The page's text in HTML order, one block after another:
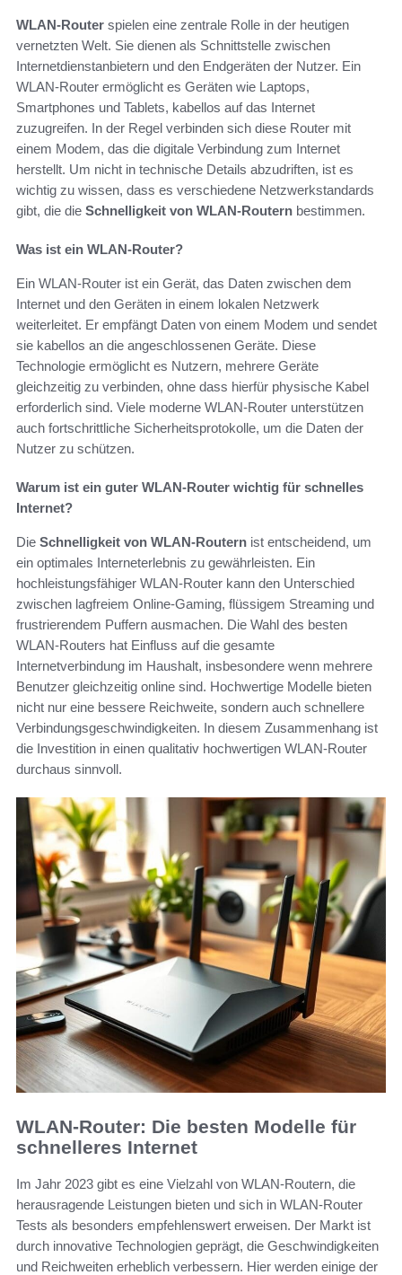
WLAN-Router spielen eine zentrale Rolle in der heutigen
vernetzten Welt. Sie dienen als Schnittstelle zwischen
Internetdienstanbietern und den Endgeräten der Nutzer. Ein
WLAN-Router ermöglicht es Geräten wie Laptops,
Smartphones und Tablets, kabellos auf das Internet
zuzugreifen. In der Regel verbinden sich diese Router mit
einem Modem, das die digitale Verbindung zum Internet
herstellt. Um nicht in technische Details abzudriften, ist es
wichtig zu wissen, dass es verschiedene Netzwerkstandards
gibt, die die Schnelligkeit von WLAN-Routern bestimmen.
Was ist ein WLAN-Router?
Ein WLAN-Router ist ein Gerät, das Daten zwischen dem
Internet und den Geräten in einem lokalen Netzwerk
weiterleitet. Er empfängt Daten von einem Modem und sendet
sie kabellos an die angeschlossenen Geräte. Diese
Technologie ermöglicht es Nutzern, mehrere Geräte
gleichzeitig zu verbinden, ohne dass hierfür physische Kabel
erforderlich sind. Viele moderne WLAN-Router unterstützen
auch fortschrittliche Sicherheitsprotokolle, um die Daten der
Nutzer zu schützen.
Warum ist ein guter WLAN-Router wichtig für schnelles
Internet?
Die Schnelligkeit von WLAN-Routern ist entscheidend, um
ein optimales Interneterlebnis zu gewährleisten. Ein
hochleistungsfähiger WLAN-Router kann den Unterschied
zwischen lagfreiem Online-Gaming, flüssigem Streaming und
frustrierendem Puffern ausmachen. Die Wahl des besten
WLAN-Routers hat Einfluss auf die gesamte
Internetverbindung im Haushalt, insbesondere wenn mehrere
Benutzer gleichzeitig online sind. Hochwertige Modelle bieten
nicht nur eine bessere Reichweite, sondern auch schnellere
Verbindungsgeschwindigkeiten. In diesem Zusammenhang ist
die Investition in einen qualitativ hochwertigen WLAN-Router
durchaus sinnvoll.
WLAN-Router: Die besten Modelle für
schnelleres Internet
Im Jahr 2023 gibt es eine Vielzahl von WLAN-Routern, die
herausragende Leistungen bieten und sich in WLAN-Router
Tests als besonders empfehlenswert erweisen. Der Markt ist
durch innovative Technologien geprägt, die Geschwindigkeiten
und Reichweiten erheblich verbessern. Hier werden einige der